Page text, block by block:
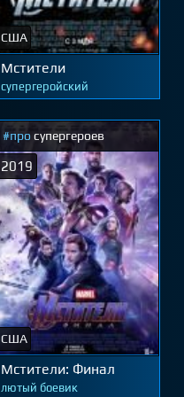
Мстители
супергеройский
США
Мстители: Финал
2019
лютый боевик
#просупергероев
США